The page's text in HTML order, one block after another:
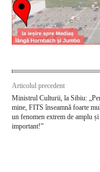
Articolul precedent
Ministrul Culturii, la Sibiu:
mine, FITS înseamnă foarte
un fenomen extrem de amplu și
important!”